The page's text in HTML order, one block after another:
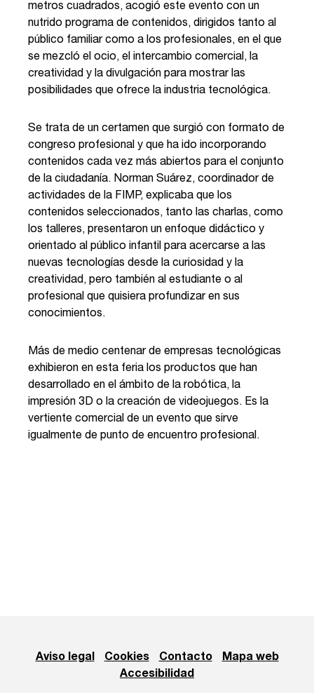
metros cuadrados, acogió este evento con un
nutrido programa de contenidos, dirigidos tanto al
público familiar como a los profesionales, en el que
se mezcló el ocio, el intercambio comercial, la
creatividad y la divulgación para mostrar las
posibilidades que ofrece la industria tecnológica.
Se trata de un certamen que surgió con formato de
congreso profesional y que ha ido incorporando
contenidos cada vez más abiertos para el conjunto
de la ciudadanía. Norman Suárez, coordinador de
actividades de la FIMP, explicaba que los
contenidos seleccionados, tanto las charlas, como
los talleres, presentaron un enfoque didáctico y
orientado al público infantil para acercarse a las
nuevas tecnologías desde la curiosidad y la
creatividad, pero también al estudiante o al
profesional que quisiera profundizar en sus
conocimientos.
Más de medio centenar de empresas tecnológicas
exhibieron en esta feria los productos que han
desarrollado en el ámbito de la robótica, la
impresión 3D o la creación de videojuegos. Es la
vertiente comercial de un evento que sirve
igualmente de punto de encuentro profesional.
Aviso legal Cookies Contacto
Mapa web
Accesibilidad